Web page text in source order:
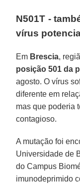
N501T -
vírus
Em Brescia,
posição 501 da
agosto. O vírus
diferente em
mas que poderia
contagioso.
A mutação foi
Universidade de
do Campus
imunodeprimido